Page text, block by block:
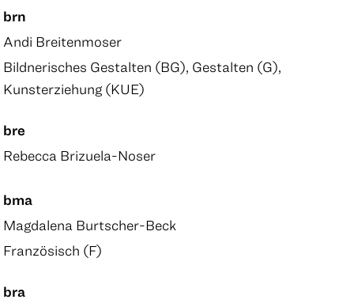
brn
Andi Breitenmoser
Bildnerisches Gestalten (BG), Gestalten (G),
Kunsterziehung (KUE)
bre
Rebecca Brizuela-Noser
bma
Magdalena Burtscher-Beck
Französisch (F)
bra